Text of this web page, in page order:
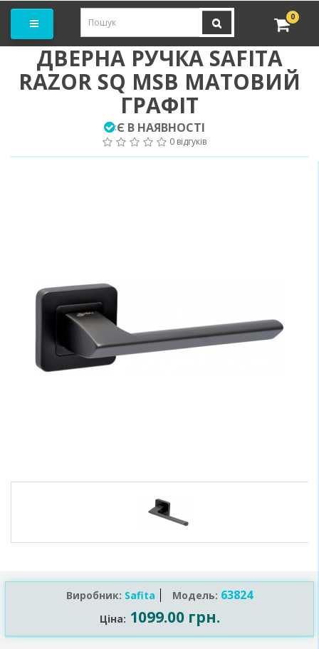
0
ДВЕРНА РУЧКА SAFITA
RAZOR SQ MSB МАТОВИЙ
ГРАФІТ
:Є В НАЯВНОСТІ
0 відгуків
Виробник: Safita Модель: 63824
Ціна: 1099.00 грн.